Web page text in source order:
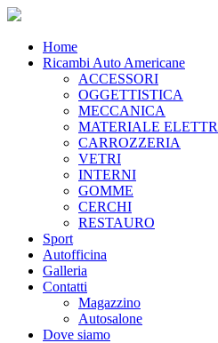
Home
Ricambi Auto Americane
ACCESSORI
OGGETTISTICA
MECCANICA
MATERIALE
CARROZZERIA
VETRI
INTERNI
GOMME
CERCHI
RESTAURO
Sport
Autofficina
Galleria
Contatti
Magazzino
Autosalone
Dove siamo